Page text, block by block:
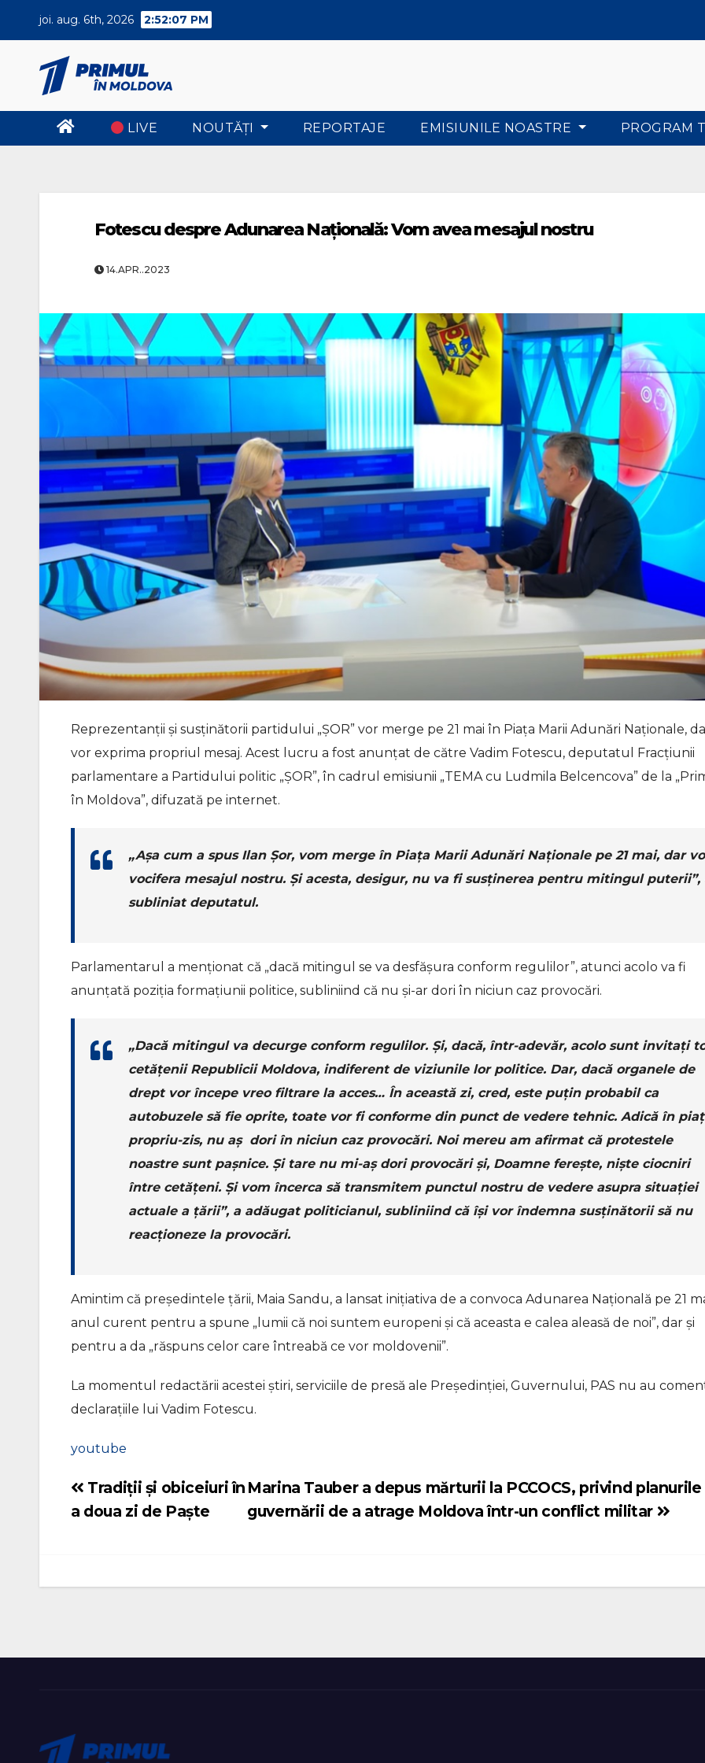
joi. aug. 6th, 2026 2:52:08 PM
LIVE NOUTĂŢI REPORTAJE EMISIUNILE NOASTRE PROGRAM
Fotescu despre Adunarea Națională: Vom avea mesajul nostru
14.APR..2023
Reprezentanții și susținătorii partidului „ȘOR” vor merge pe 21 mai în Piața Marii Adunări Naționale,
vor exprima propriul mesaj. Acest lucru a fost anunțat de către Vadim Fotescu, deputatul Fracțiunii
parlamentare a Partidului politic „ȘOR”, în cadrul emisiunii „TEMA cu Ludmila Belcencova” de la
în Moldova”, difuzată pe internet.
„Așa cum a spus Ilan Șor, vom merge în Piața Marii Adunări Naționale pe 21 mai, dar
vocifera mesajul nostru. Și acesta, desigur, nu va fi susținerea pentru mitingul puterii”,
subliniat deputatul.
Parlamentarul a menționat că „dacă mitingul se va desfășura conform regulilor”, atunci acolo va fi
anunțată poziția formațiunii politice, subliniind că nu și-ar dori în niciun caz provocări.
„Dacă mitingul va decurge conform regulilor. Și, dacă, într-adevăr, acolo sunt invitați
cetățenii Republicii Moldova, indiferent de viziunile lor politice. Dar, dacă organele de
drept vor începe vreo filtrare la acces… În această zi, cred, este puțin probabil ca
autobuzele să fie oprite, toate vor fi conforme din punct de vedere tehnic. Adică în
propriu-zis, nu aș dori în niciun caz provocări. Noi mereu am afirmat că protestele
noastre sunt pașnice. Și tare nu mi-aș dori provocări și, Doamne ferește, niște ciocniri
între cetățeni. Și vom încerca să transmitem punctul nostru de vedere asupra situației
actuale a țării”, a adăugat politicianul, subliniind că își vor îndemna susținătorii să nu
reacționeze la provocări.
Amintim că președintele țării, Maia Sandu, a lansat inițiativa de a convoca Adunarea Națională pe 21
anul curent pentru a spune „lumii că noi suntem europeni și că aceasta e calea aleasă de noi”, dar și
pentru a da „răspuns celor care întreabă ce vor moldovenii”.
La momentul redactării acestei știri, serviciile de presă ale Președinției, Guvernului, PAS nu au
declarațiile lui Vadim Fotescu.
youtube
Navigare
în
Marina Tauber a depus mărturii la PCCOCS, privind planurile
guvernării de a atrage Moldova într-un conflict militar
Tradiții și obiceiuri în
a doua zi de Paște